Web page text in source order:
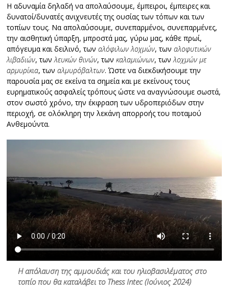
Η αδυναμία δηλαδή να απολαύσουμε, έμπειροι, έμπειρες και
δυνατοί/δυνατές ανιχνευτές της ουσίας των τόπων και των
τοπίων τους. Να απολαύσουμε, συνεπαρμένοι, συνεπαρμένες,
την αισθητική ύπαρξη, μπροστά μας, γύρω μας, κάθε πρωί,
απόγευμα και δειλινό, τωναλόφιλων λοχμών, τωναλοφυτικών
λιβαδιών, τωνλευκών θινών, τωνκαλαμιώνων, τωνλοχμών με
αρμυρίκια, τωναλμυρόβαλτων. Ώστε να διεκδικήσουμε την
παρουσία μας σε εκείνα τα σημεία και με εκείνους τους
ευρηματικούς ασφαλείς τρόπους ώστε να αναγνώσουμε σωστά,
στον σωστό χρόνο, την έκφραση των υδροπεριόδων στην
περιοχή, σε ολόκληρη την λεκάνη απορροής του ποταμού
Ανθεμούντα.
Η απόλαυση της αμμουδιάς και του ηλιοβασιλέματος στο
τοπίο που θα καταλάβει το Thess Intec (Ιούνιος 2024)